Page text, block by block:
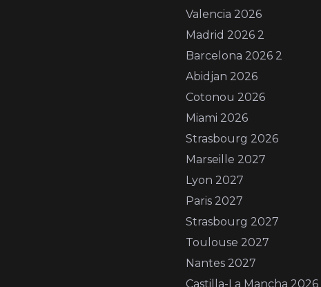
Valencia 2026
Madrid 2026 2
Barcelona 2026 2
Abidjan 2026
Cotonou 2026
Miami 2026
Strasbourg 2026
Marseille 2027
Lyon 2027
Paris 2027
Strasbourg 2027
Toulouse 2027
Nantes 2027
Castilla-La Mancha 2026